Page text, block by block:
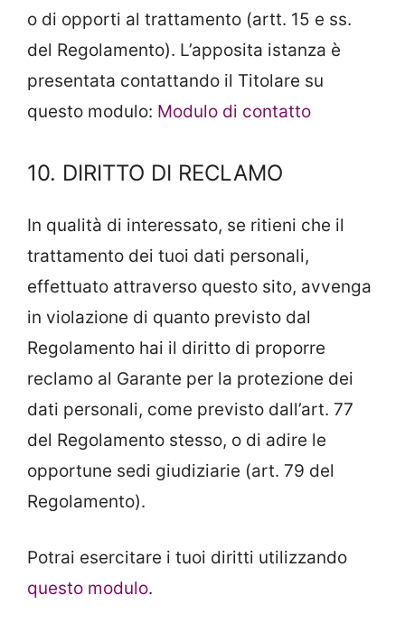
o di opporti al trattamento (artt. 15 e ss.
del Regolamento). L’apposita istanza è
presentata contattando il Titolare su
questo modulo: Modulo di contatto
10. DIRITTO DI RECLAMO
In qualità di interessato, se ritieni che il
trattamento dei tuoi dati personali,
effettuato attraverso questo sito, avvenga
in violazione di quanto previsto dal
Regolamento hai il diritto di proporre
reclamo al Garante per la protezione dei
dati personali, come previsto dall’art. 77
del Regolamento stesso, o di adire le
opportune sedi giudiziarie (art. 79 del
Regolamento).
Potrai esercitare i tuoi diritti utilizzando
questo modulo.